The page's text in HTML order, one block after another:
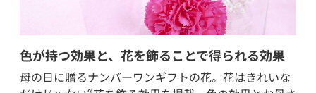
色が持つ効果と、花を飾ることで得られる効果
母の日に贈るナンバーワンギフトの花。花はきれいな